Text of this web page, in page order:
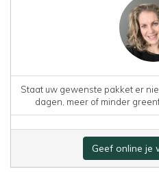
Staat uw gewenste pakket er
dagen, meer of minder
Geef online je